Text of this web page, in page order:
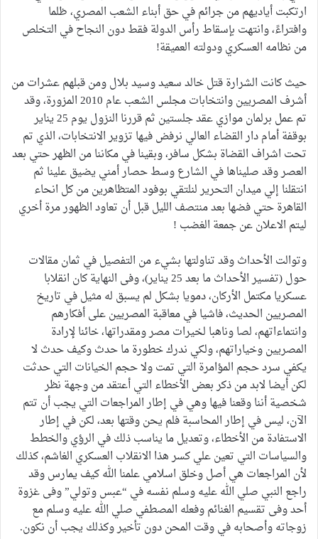
ارتكبت أياديهم من جرائم في حق أبناء الشعب المصري، ظلما
وافتراءً، وانتهت بإسقاط رأس الدولة فقط دون النجاح في التخلص
من نظامه العسكري ودولته العميقة!
حيث كانت الشرارة قتل خالد سعيد وسيد بلال ومن قبلهم عشرات من
أشرف المصريين وانتخابات مجلس الشعب عام 2010 المزورة، وقد
تم عمل برلمان موازي عقد جلستين ثم قررنا النزول يوم 25 يناير
بوقفة أمام دار القضاء العالي نرفض فيها تزوير الانتخابات، الذي تم
تحت اشراف القضاة بشكل سافر، وبقينا في مكاننا من الظهر حتي بعد
العصر وقد صليناها في الشارع وسط حصار أمني يضيق علينا ثم
انتقلنا إلي ميدان التحرير لنلتقي بوفود المتظاهرين من كل انحاء
القاهرة حتي فضها بعد منتصف الليل قبل أن تعاود الظهور مرة أخري
ليتم الاعلان عن جمعة الغضب !
وتوالت الأحداث وقد تناولتها بشيء من التفصيل في ثمان مقالات
حول (تفسير الأحداث ما بعد 25 يناير)، وفى النهاية كان انقلابا
عسكريا مكتمل الأركان، دمويا بشكل لم يسبق له مثيل في تاريخ
المصريين الحديث، فاشيا في معاقبة المصريين على أفكارهم
وانتماءاتهم، لصا وناهبا لخيرات مصر ومقدراتها، خائنا لإرادة
المصريين وخياراتهم، ولكي ندرك خطورة ما حدث وكيف حدث لا
يكفي سرد حجم المؤامرة التي تمت ولا حجم الخيانات التي حدثت
لكن أيضا لابد من ذكر بعض الأخطاء التي أعتقد من وجهة نظر
شخصية أننا وقعنا فيها وهي في إطار المراجعات التي يجب أن تتم
الآن، ليس في إطار المحاسبة فلم يحن وقتها بعد، لكن في إطار
الاستفادة من الأخطاء، وتعديل ما يناسب ذلك في الرؤي والخطط
والسياسات التي تعين علي كسر هذا الانقلاب العسكري الغاشم، كذلك
لأن المراجعات هي أصل وخلق اسلامي علمنا الله كيف يمارس وقد
راجع النبي صلي الله عليه وسلم نفسه في “عبس وتولي” وفى غزوة
أحد وفى تقسيم الغنائم وفعله المصطفي صلي الله عليه وسلم مع
زوجاته وأصحابه في وقت المحن دون تأخير وكذلك يجب أن نكون.